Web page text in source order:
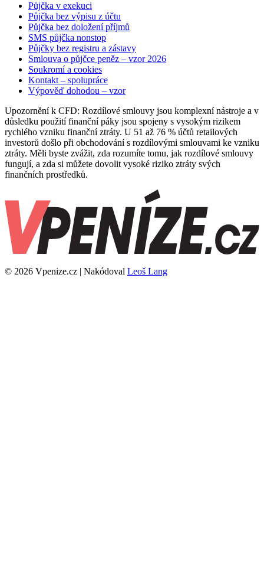
Půjčka v exekuci
Půjčka bez výpisu z účtu
Půjčka bez doložení příjmů
SMS půjčka nonstop
Půjčky bez registru a zástavy
Smlouva o půjčce peněz – vzor 2026
Soukromí a cookies
Kontakt – spolupráce
Výpověď dohodou – vzor
Upozornění k CFD: Rozdílové smlouvy jsou komplexní nástroje a v
důsledku použití finanční páky jsou spojeny s vysokým rizikem
rychlého vzniku finanční ztráty. U 51 až 76 % účtů retailových
investorů došlo při obchodování s rozdílovými smlouvami ke vzniku
ztráty. Měli byste zvážit, zda rozumíte tomu, jak rozdílové smlouvy
fungují, a zda si můžete dovolit vysoké riziko ztráty svých
finančních prostředků.
© 2026 Vpenize.cz | Nakódoval Leoš Lang